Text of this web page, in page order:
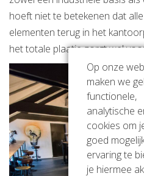
hoeft niet te betekenen dat
elementen terug in het
het totale plaatje zorgt wel
Op onze
maken we
functionele,
analytische
cookies om
goed
ervaring te
je hiermee